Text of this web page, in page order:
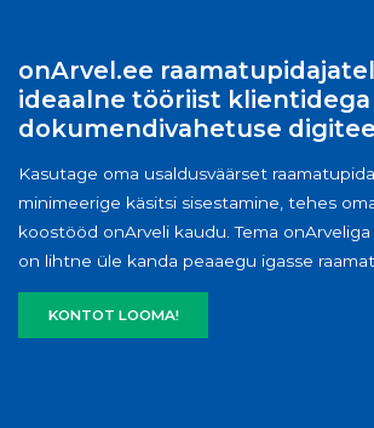
onArvel.ee
ideaalne tööriist klientidega
dokumendivahetuse
Kasutage oma usaldusväärset
minimeerige käsitsi sisestamine, tehes
koostööd onArveli kaudu. Tema
on lihtne üle kanda peaaegu igasse
KONTOT LOOMA!